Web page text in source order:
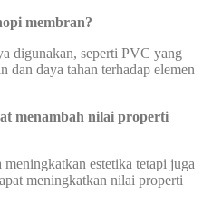
membran?
digunakan, seperti PVC yang
dan daya tahan terhadap elemen
menambah nilai properti
estetika tetapi juga
meningkatkan nilai properti